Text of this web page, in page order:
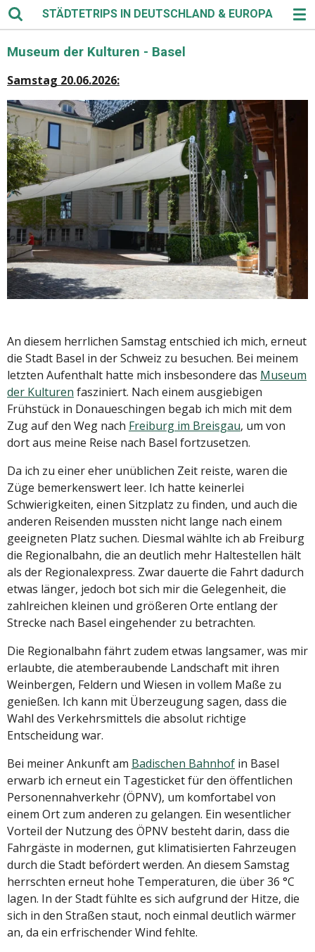
Zum
Hauptinhalt
springen
STÄDTETRIPS IN DEUTSCHLAND & EUROPA
Museum der Kulturen - Basel
Samstag 20.06.2026:
An diesem herrlichen Samstag entschied ich mich, erneut
die Stadt Basel in der Schweiz zu besuchen. Bei meinem
letzten Aufenthalt hatte mich insbesondere das Museum
der Kulturen fasziniert. Nach einem ausgiebigen
Frühstück in Donaueschingen begab ich mich mit dem
Zug auf den Weg nach Freiburg im Breisgau, um von
dort aus meine Reise nach Basel fortzusetzen.
Da ich zu einer eher unüblichen Zeit reiste, waren die
Züge bemerkenswert leer. Ich hatte keinerlei
Schwierigkeiten, einen Sitzplatz zu finden, und auch die
anderen Reisenden mussten nicht lange nach einem
geeigneten Platz suchen. Diesmal wählte ich ab Freiburg
die Regionalbahn, die an deutlich mehr Haltestellen hält
als der Regionalexpress. Zwar dauerte die Fahrt dadurch
etwas länger, jedoch bot sich mir die Gelegenheit, die
zahlreichen kleinen und größeren Orte entlang der
Strecke nach Basel eingehender zu betrachten.
Die Regionalbahn fährt zudem etwas langsamer, was mir
erlaubte, die atemberaubende Landschaft mit ihren
Weinbergen, Feldern und Wiesen in vollem Maße zu
genießen. Ich kann mit Überzeugung sagen, dass die
Wahl des Verkehrsmittels die absolut richtige
Entscheidung war.
Bei meiner Ankunft am Badischen Bahnhof in Basel
erwarb ich erneut ein Tagesticket für den öffentlichen
Personennahverkehr (ÖPNV), um komfortabel von
einem Ort zum anderen zu gelangen. Ein wesentlicher
Vorteil der Nutzung des ÖPNV besteht darin, dass die
Fahrgäste in modernen, gut klimatisierten Fahrzeugen
durch die Stadt befördert werden. An diesem Samstag
herrschten erneut hohe Temperaturen, die über 36 °C
lagen. In der Stadt fühlte es sich aufgrund der Hitze, die
sich in den Straßen staut, noch einmal deutlich wärmer
an, da ein erfrischender Wind fehlte.